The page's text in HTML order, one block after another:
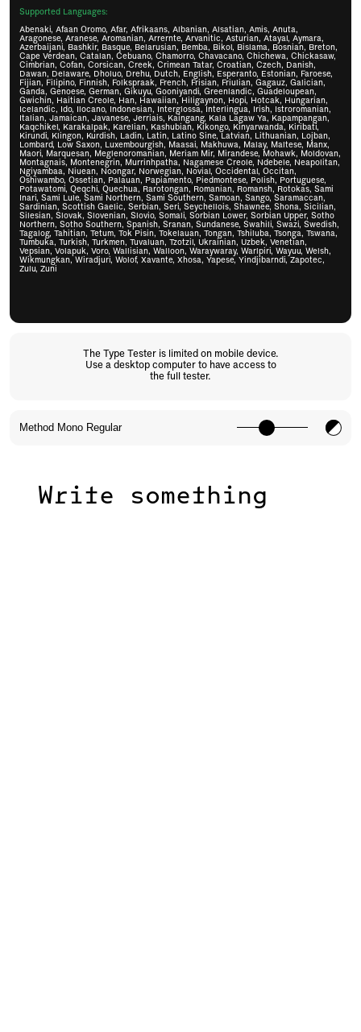
Supported Languages:
Abenaki, Afaan Oromo, Afar, Afrikaans, Albanian, Alsatian, Amis, Anuta,
Aragonese, Aranese, Aromanian, Arrernte, Arvanitic, Asturian, Atayal, Aymara,
Azerbaijani, Bashkir, Basque, Belarusian, Bemba, Bikol, Bislama, Bosnian, Breton,
Cape Verdean, Catalan, Cebuano, Chamorro, Chavacano, Chichewa, Chickasaw,
Cimbrian, Cofan, Corsican, Creek, Crimean Tatar, Croatian, Czech, Danish,
Dawan, Delaware, Dholuo, Drehu, Dutch, English, Esperanto, Estonian, Faroese,
Fijian, Filipino, Finnish, Folkspraak, French, Frisian, Friulian, Gagauz, Galician,
Ganda, Genoese, German, Gikuyu, Gooniyandi, Greenlandic, Guadeloupean,
Gwichin, Haitian Creole, Han, Hawaiian, Hiligaynon, Hopi, Hotcak, Hungarian,
Icelandic, Ido, Ilocano, Indonesian, Interglossa, Interlingua, Irish, Istroromanian,
Italian, Jamaican, Javanese, Jerriais, Kaingang, Kala Lagaw Ya, Kapampangan,
Kaqchikel, Karakalpak, Karelian, Kashubian, Kikongo, Kinyarwanda, Kiribati,
Kirundi, Klingon, Kurdish, Ladin, Latin, Latino Sine, Latvian, Lithuanian, Lojban,
Lombard, Low Saxon, Luxembourgish, Maasai, Makhuwa, Malay, Maltese, Manx,
Maori, Marquesan, Meglenoromanian, Meriam Mir, Mirandese, Mohawk, Moldovan,
Montagnais, Montenegrin, Murrinhpatha, Nagamese Creole, Ndebele, Neapolitan,
Ngiyambaa, Niuean, Noongar, Norwegian, Novial, Occidental, Occitan,
Oshiwambo, Ossetian, Palauan, Papiamento, Piedmontese, Polish, Portuguese,
Potawatomi, Qeqchi, Quechua, Rarotongan, Romanian, Romansh, Rotokas, Sami
Inari, Sami Lule, Sami Northern, Sami Southern, Samoan, Sango, Saramaccan,
Sardinian, Scottish Gaelic, Serbian, Seri, Seychellois, Shawnee, Shona, Sicilian,
Silesian, Slovak, Slovenian, Slovio, Somali, Sorbian Lower, Sorbian Upper, Sotho
Northern, Sotho Southern, Spanish, Sranan, Sundanese, Swahili, Swazi, Swedish,
Tagalog, Tahitian, Tetum, Tok Pisin, Tokelauan, Tongan, Tshiluba, Tsonga, Tswana,
Tumbuka, Turkish, Turkmen, Tuvaluan, Tzotzil, Ukrainian, Uzbek, Venetian,
Vepsian, Volapuk, Voro, Wallisian, Walloon, Waraywaray, Warlpiri, Wayuu, Welsh,
Wikmungkan, Wiradjuri, Wolof, Xavante, Xhosa, Yapese, Yindjibarndi, Zapotec,
Zulu, Zuni
The Type Tester is limited on mobile device.
Use a desktop computer to have access to
the full tester.
Write something